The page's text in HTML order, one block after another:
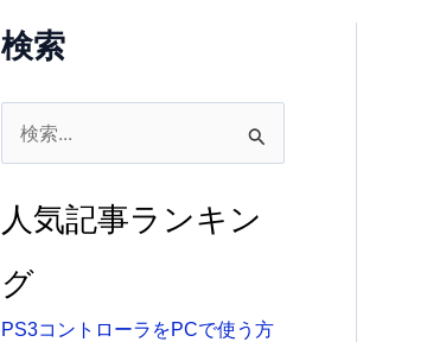
検索
象人気記事ランキン
グ
PS3コントローラをPCで使う方